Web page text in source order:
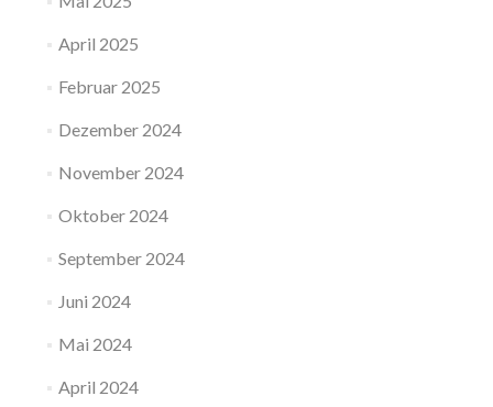
April 2025
Februar 2025
Dezember 2024
November 2024
Oktober 2024
September 2024
Juni 2024
Mai 2024
April 2024